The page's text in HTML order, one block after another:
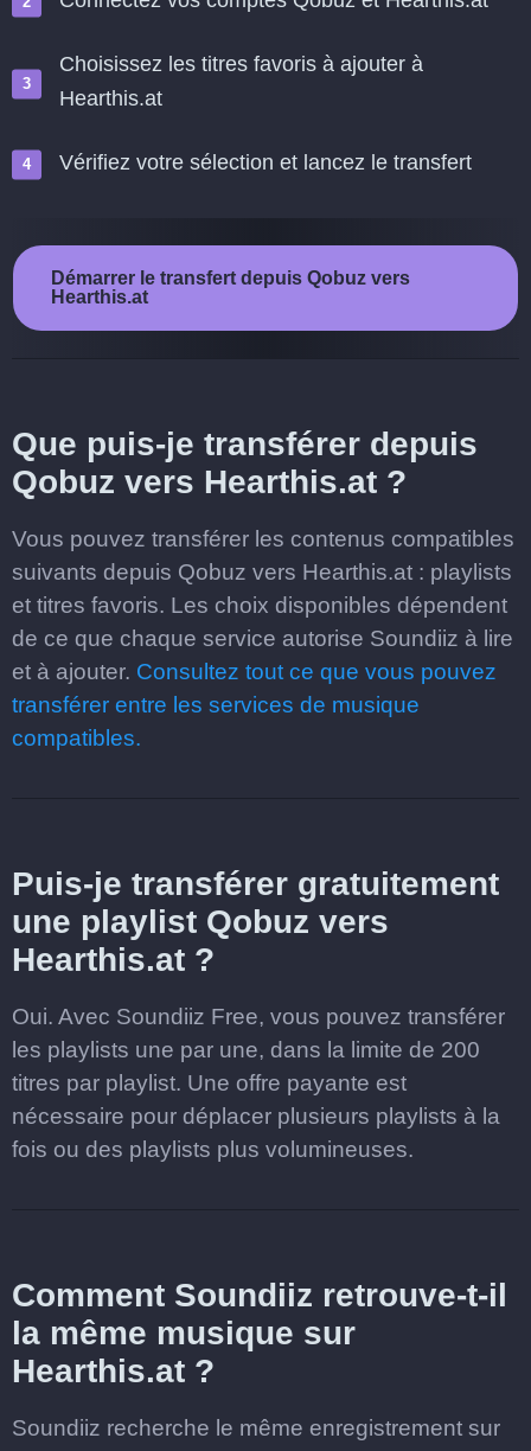
Choisissez les titres favoris à ajouter à
Hearthis.at
Vérifiez votre sélection et lancez le transfert
Démarrer le transfert depuis Qobuz vers
Hearthis.at
Que puis-je transférer depuis
Qobuz vers Hearthis.at ?
Vous pouvez transférer les contenus compatibles
suivants depuis Qobuz vers Hearthis.at : playlists
et titres favoris. Les choix disponibles dépendent
de ce que chaque service autorise Soundiiz à lire
et à ajouter. Consultez tout ce que vous pouvez
transférer entre les services de musique
compatibles.
Puis-je transférer gratuitement
une playlist Qobuz vers
Hearthis.at ?
Oui. Avec Soundiiz Free, vous pouvez transférer
les playlists une par une, dans la limite de 200
titres par playlist. Une offre payante est
nécessaire pour déplacer plusieurs playlists à la
fois ou des playlists plus volumineuses.
Comment Soundiiz retrouve-t-il
la même musique sur
Hearthis.at ?
Soundiiz recherche le même enregistrement sur